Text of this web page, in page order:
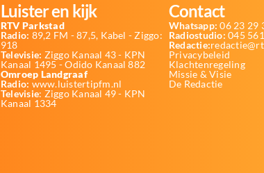
Luister en kijk
RTV Parkstad
Radio: 89,2 FM - 87,5, Kabel - Ziggo:
918
Televisie: Ziggo Kanaal 43 - KPN
Kanaal 1495 - Odido Kanaal 882
Omroep Landgraaf
Radio: www.luistertipfm.nl
Televisie: Ziggo Kanaal 49 - KPN
Kanaal 1334
Contact
Whatsapp: 06 23 29
Radiostudio: 045
Redactie:
Privacybeleid
Klachtenregeling
Missie & Visie
De Redactie